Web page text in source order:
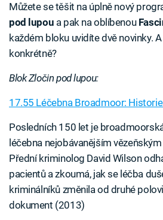
Můžete se těšit na úplně nový
pod lupou a pak na oblíbenou
každém bloku uvidíte dvě novinky.
konkrétně?
Blok Zločin pod lupou:
17.55 Léčebna Broadmoor:
Posledních 150 let je
léčebna nejobávanějším
Přední kriminolog David Wilson
pacientů a zkoumá, jak se léčba
kriminálníků změnila od druhé
dokument (2013)